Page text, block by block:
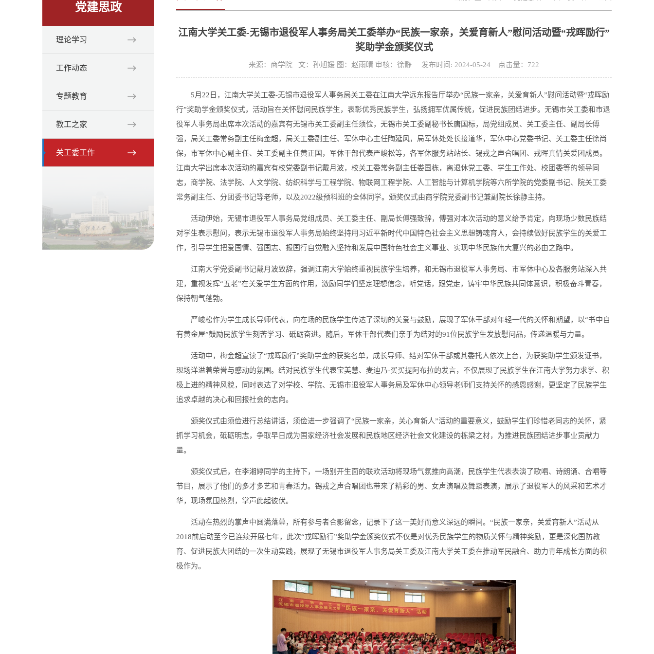
党建思政
理论学习
工作动态
专题教育
教工之家
关工委工作
江南大学关工委-无锡市退役军人事务局关工委举办“民族一家亲，关爱育新人”慰问活动暨“戎晖励行”
奖助学金颁奖仪式
来源：商学院 文：孙旭媛 图：赵雨晴 审核：徐静 发布时间: 2024-05-24 点击量： 722
5月22日，江南大学关工委-无锡市退役军人事务局关工委在江南大学远东报告厅举办“民族一家亲，关爱育新人”慰问活动暨“戎晖励
行”奖助学金颁奖仪式，活动旨在关怀慰问民族学生，表彰优秀民族学生，弘扬拥军优属传统，促进民族团结进步。无锡市关工委和市退
役军人事务局出席本次活动的嘉宾有无锡市关工委副主任须俭，无锡市关工委副秘书长唐国标，局党组成员、关工委主任、副局长傅
强，局关工委常务副主任梅金超，局关工委副主任、军休中心主任陶延风，局军休处处长接道华，军休中心党委书记、关工委主任徐尚
保，市军休中心副主任、关工委副主任黄正国，军休干部代表严峻松等，各军休服务站站长、锡戎之声合唱团、戎晖真情关爱团成员。
江南大学出席本次活动的嘉宾有校党委副书记戴月波，校关工委常务副主任娄国栋，离退休党工委、学生工作处、校团委等的领导同
志，商学院、法学院、人文学院、纺织科学与工程学院、物联网工程学院、人工智能与计算机学院等六所学院的党委副书记、院关工委
常务副主任、分团委书记等老师，以及2022级预科班的全体同学。颁奖仪式由商学院党委副书记兼副院长徐静主持。
活动伊始，无锡市退役军人事务局党组成员、关工委主任、副局长傅强致辞，傅强对本次活动的意义给予肯定，向现场少数民族结
对学生表示慰问，表示无锡市退役军人事务局始终坚持用习近平新时代中国特色社会主义思想铸魂育人，会持续做好民族学生的关爱工
作，引导学生把爱国情、强国志、报国行自觉融入坚持和发展中国特色社会主义事业、实现中华民族伟大复兴的必由之路中。
江南大学党委副书记戴月波致辞，强调江南大学始终重视民族学生培养，和无锡市退役军人事务局、市军休中心及各服务站深入共
建，重视发挥“五老”在关爱学生方面的作用，激励同学们坚定理想信念，听党话，跟党走，铸牢中华民族共同体意识，积极奋斗青春，
保持朝气蓬勃。
严峻松作为学生成长导师代表，向在场的民族学生传达了深切的关爱与鼓励，展现了军休干部对年轻一代的关怀和期望，以“书中自
有黄金屋”鼓励民族学生刻苦学习、砥砺奋进。随后，军休干部代表们亲手为结对的91位民族学生发放慰问品，传递温暖与力量。
活动中，梅金超宣读了“戎晖励行”奖助学金的获奖名单，成长导师、结对军休干部或其委托人依次上台，为获奖助学生颁发证书，
现场洋溢着荣誉与感动的氛围。结对民族学生代表宝美慧、麦迪乃·买买提阿布拉的发言，不仅展现了民族学生在江南大学努力求学、积
极上进的精神风貌，同时表达了对学校、学院、无锡市退役军人事务局及军休中心领导老师们支持关怀的感恩感谢，更坚定了民族学生
追求卓越的决心和回报社会的志向。
颁奖仪式由须俭进行总结讲话，须俭进一步强调了“民族一家亲，关心育新人”活动的重要意义，鼓励学生们珍惜老同志的关怀，紧
抓学习机会，砥砺明志，争取早日成为国家经济社会发展和民族地区经济社会文化建设的栋梁之材，为推进民族团结进步事业贡献力
量。
颁奖仪式后，在李湘婷同学的主持下，一场别开生面的联欢活动将现场气氛推向高潮，民族学生代表表演了歌唱、诗朗诵、合唱等
节目，展示了他们的多才多艺和青春活力。锡戎之声合唱团也带来了精彩的男、女声演唱及舞蹈表演，展示了退役军人的风采和艺术才
华，现场氛围热烈，掌声此起彼伏。
活动在热烈的掌声中圆满落幕，所有参与者合影留念，记录下了这一美好而意义深远的瞬间。“民族一家亲，关爱育新人”活动从
2018前启动至今已连续开展七年，此次“戎晖励行”奖助学金颁奖仪式不仅是对优秀民族学生的物质关怀与精神奖励，更是深化国防教
育、促进民族大团结的一次生动实践，展现了无锡市退役军人事务局关工委及江南大学关工委在推动军民融合、助力青年成长方面的积
极作为。